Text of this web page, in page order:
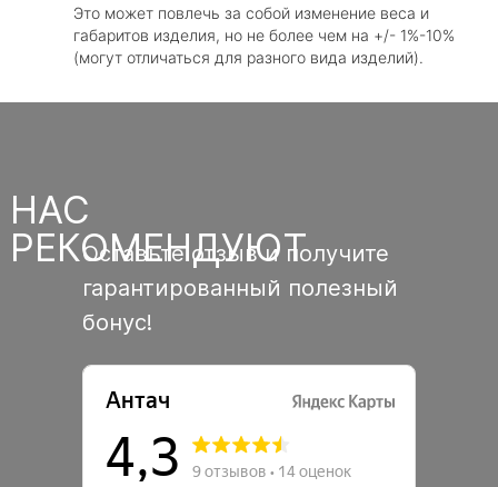
Это может повлечь за собой изменение веса и
габаритов изделия, но не более чем на +/- 1%-10%
(могут отличаться для разного вида изделий).
Оставьте отзыв и получите
гарантированный полезный
бонус!
НАС
РЕКОМЕНДУЮТ